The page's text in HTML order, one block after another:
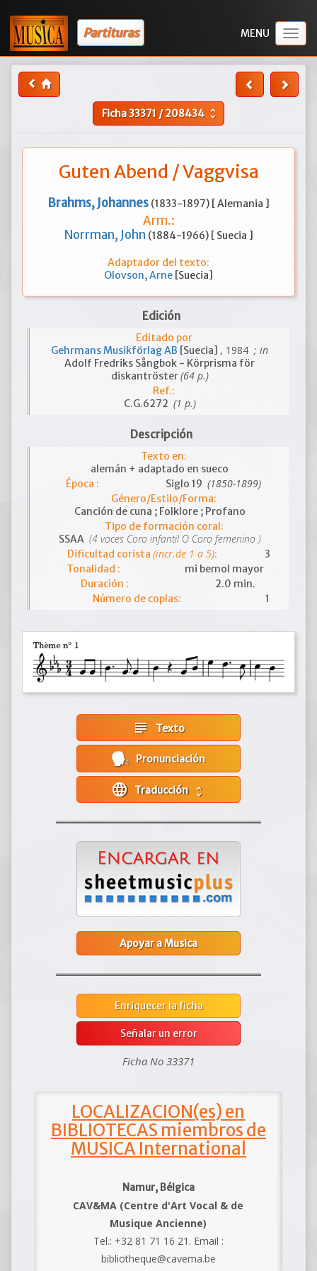
Partituras
Ficha33371 /208434 unfold_more
Guten Abend / Vaggvisa
Brahms, Johannes (1833-1897) [ Alemania ]
Arm.:
Norrman, John (1884-1966) [ Suecia ]
Adaptador del texto:
Olovson, Arne [Suecia]
Edición
Editado por
Gehrmans Musikförlag AB [Suecia] , 1984 ; in
Adolf Fredriks Sångbok - Körprisma för
diskantröster(64 p.)
Ref.:
C.G.6272 (1 p.)
Descripción
Texto en:
alemán + adaptado en sueco
Época :
Siglo 19 (1850-1899)
Género/Estilo/Forma:
Canción de cuna ; Folklore ; Profano
Tipo de formación coral:
SSAA (4 voces Coro infantil O Coro femenino )
Dificultad corista (incr.de 1 a 5):
3
Tonalidad :
mi bemol mayor
Duración :
2.0 min.
Número de coplas:
1
subject Texto
Pronunciación
language unfold_more
Apoyar a Musica
Enriquecer la ficha
Señalar un error
Ficha No 33371
LOCALIZACION(es) en
BIBLIOTECAS miembros de
MUSICA International
Namur, Bélgica
CAV&MA (Centre d'Art Vocal & de
Musique Ancienne)
Tel.: +32 81 71 16 21. Email :
bibliotheque@cavema.be